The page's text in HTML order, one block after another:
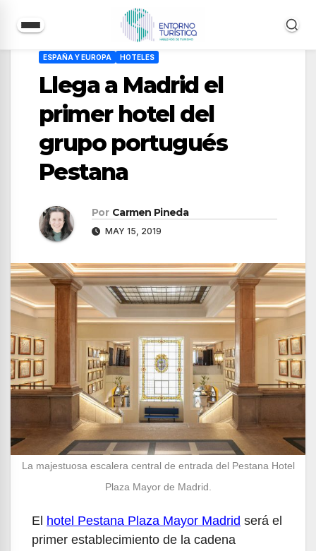
ESPAÑA Y EUROPA HOTELES
Llega a Madrid el
primer hotel del
grupo portugués
Pestana
Por Carmen Pineda
MAY 15, 2019
La majestuosa escalera central de entrada del Pestana Hotel
Plaza Mayor de Madrid.
El hotel Pestana Plaza Mayor Madrid será el
primer establecimiento de la cadena